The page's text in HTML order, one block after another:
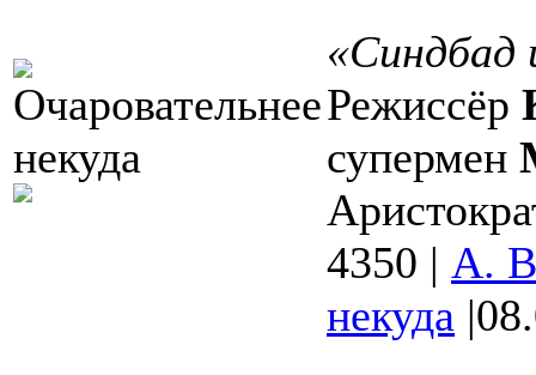
Режиссёр
супермен
4350 | А.
некуда |